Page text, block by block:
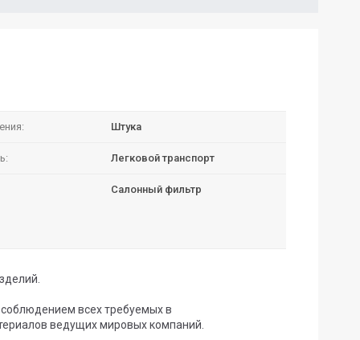
Штука
Легковой транспорт
Салонный фильтр
всех требуемых в
ведущих мировых компаний.